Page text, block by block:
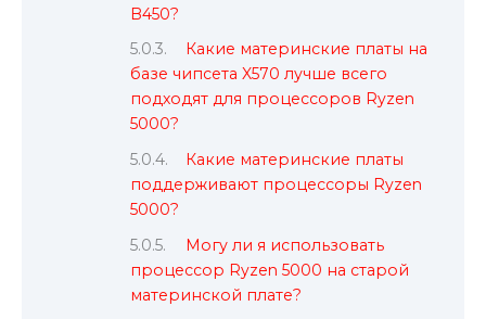
B450?
Какие материнские платы на
базе чипсета X570 лучше всего
подходят для процессоров Ryzen
5000?
Какие материнские платы
поддерживают процессоры Ryzen
5000?
Могу ли я использовать
процессор Ryzen 5000 на старой
материнской плате?